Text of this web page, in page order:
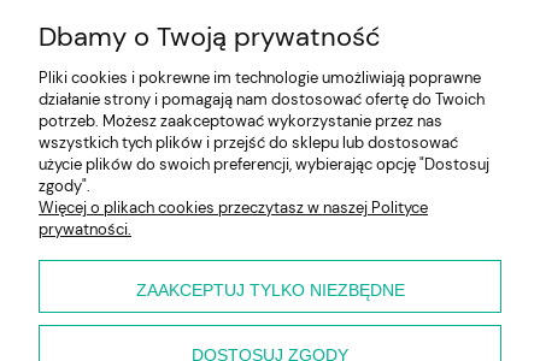
Aktualności
Moje konto
Płatności i dostawa
Informacje
Dbamy o Twoją prywatność
Pliki cookies i pokrewne im technologie umożliwiają poprawne
działanie strony i pomagają nam dostosować ofertę do Twoich
potrzeb. Możesz zaakceptować wykorzystanie przez nas
wszystkich tych plików i przejść do sklepu lub dostosować
użycie plików do swoich preferencji, wybierając opcję "Dostosuj
zgody".
Więcej o plikach cookies przeczytasz w naszej Polityce
prywatności.
ZAAKCEPTUJ TYLKO NIEZBĘDNE
DOSTOSUJ ZGODY